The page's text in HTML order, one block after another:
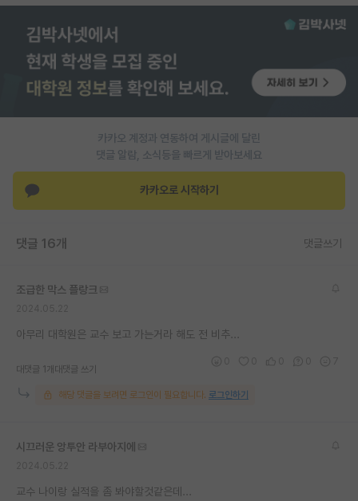
특수/전문대학원 게시판
반도체/AI 게시판
장학금/장학생 게시판
학술 정보 게시판
커리어
유학교육
재팬라운지 🌸
카카오 계정과 연동하여 게시글에 달린
댓글 알람, 소식등을 빠르게 받아보세요
카카오로 시작하기
댓글 16개 댓글쓰기
조급한 막스 플랑크
아무리 대학원은 교수 보고 가는거라 해도 전 비추...
대댓글 1개 대댓글 쓰기
해당 댓글을 보려면 로그인이 필요합니다. 로그인하기
시끄러운 앙투안 라부아지에
교수 나이랑 실적을 좀 봐야할것같은데...